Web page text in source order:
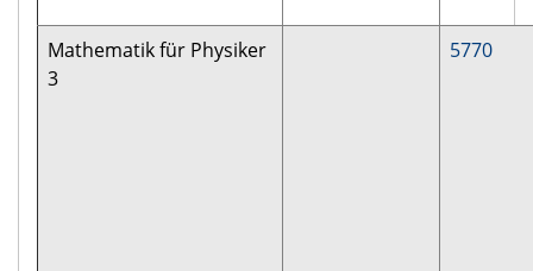
Mathematik für Physiker
3
5770